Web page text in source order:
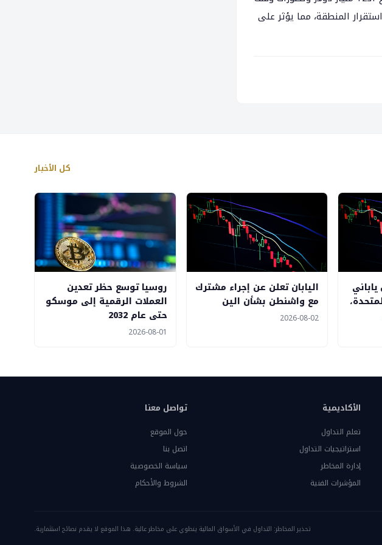
المنطقة، مما يؤثر على
كل الأخبار
اليابان تعلن عن إجراء مشترك
مع واشنطن بشأن الين
2026-08-02
روسيا توسع حظر تعدين
العملات الرقمية إلى موسكو
حتى عام 2032
2026-08-01
الأكاديمية
تعلم التداول
استراتيجيات التداول
إدارة المخاطر
المؤشرات الفنية
تواصل معنا
حول الموقع
اتصل بنا
سياسة الخصوصية
الشروط والأحكام
تحذير المخاطر: التداول في الأسواق المالية ينطوي على مخاطر عالية. هذا الموقع لا يقدم نصائح استثمارية.